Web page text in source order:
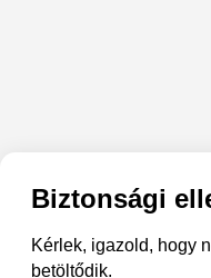
Biztonsági
Kérlek, igazold, hogy
betöltődik.